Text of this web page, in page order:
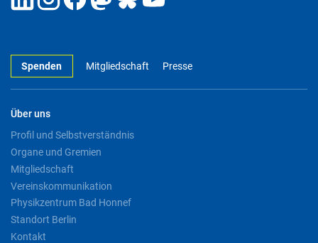
Spenden Mitgliedschaft Presse
Über uns
Profil und Selbstverständnis
Organe und Gremien
Mitgliedschaft
Vereinskommunikation
Physikzentrum Bad Honnef
Standort Berlin
Kontakt